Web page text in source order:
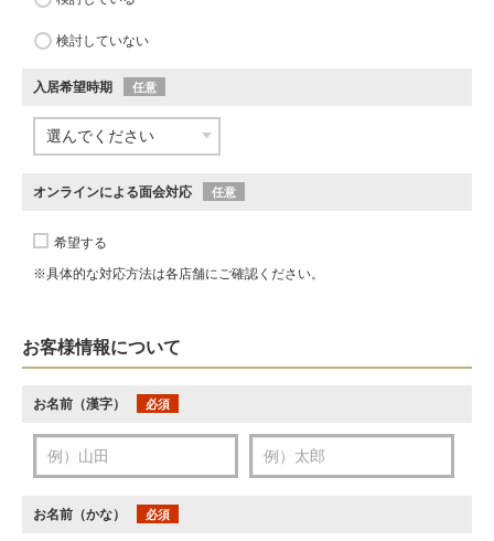
検討していない
入居希望時期 任意
オンラインによる面会対応 任意
希望する
※具体的な対応方法は各店舗にご確認ください。
お客様情報について
お名前（漢字） 必須
お名前（かな） 必須